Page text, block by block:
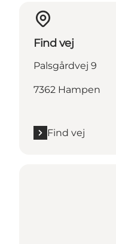
Find vej
Palsgårdvej 9
7362 Hampen
Find vej